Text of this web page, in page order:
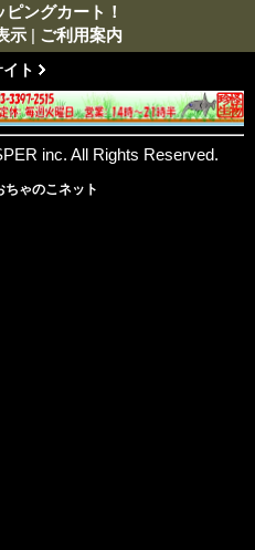
ピングカート！
示 | ご利用案内
ト
inc. All Rights Reserved.
ちゃのこネット